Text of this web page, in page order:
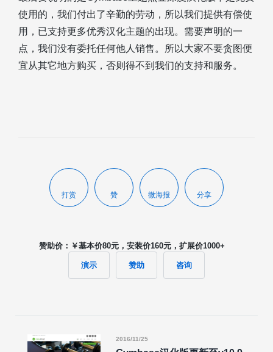
使用的，我们付出了辛勤的劳动，所以我们提供有偿使
用，已支持更多优秀汉化主题的出现。需要声明的一
点，我们没有委托任何他人销售。所以大家不要贪图便
宜从其它地方购买，否则得不到我们的支持和服务。
打赏 赞 微海报 分享
赞助价：￥基本价80元，安装价160元，扩展价1000+
演示 赞助 咨询
2016/11/25